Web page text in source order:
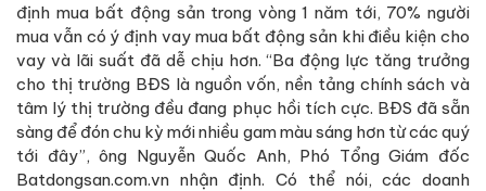
định mua bất động sản trong vòng 1 năm tới, 70% người
mua vẫn có ý định vay mua bất động sản khi điều kiện cho
vay và lãi suất đã dễ chịu hơn. “Ba động lực tăng trưởng
cho thị trường BĐS là nguồn vốn, nền tảng chính sách và
tâm lý thị trường đều đang phục hồi tích cực. BĐS đã sẵn
sàng để đón chu kỳ mới nhiều gam màu sáng hơn từ các quý
tới đây”, ông Nguyễn Quốc Anh, Phó Tổng Giám đốc
Batdongsan.com.vn nhận định. Có thể nói, các doanh